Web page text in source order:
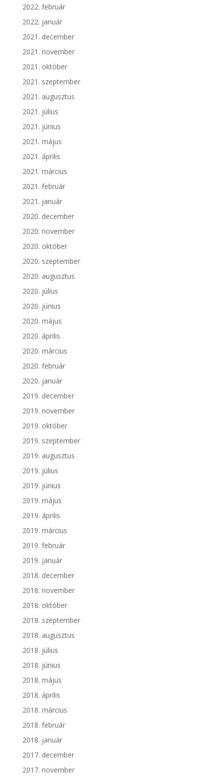
2022. február
2022. január
2021. december
2021. november
2021. október
2021. szeptember
2021. augusztus
2021. július
2021. június
2021. május
2021. április
2021. március
2021. február
2021. január
2020. december
2020. november
2020. október
2020. szeptember
2020. augusztus
2020. július
2020. június
2020. május
2020. április
2020. március
2020. február
2020. január
2019. december
2019. november
2019. október
2019. szeptember
2019. augusztus
2019. július
2019. június
2019. május
2019. április
2019. március
2019. február
2019. január
2018. december
2018. november
2018. október
2018. szeptember
2018. augusztus
2018. július
2018. június
2018. május
2018. április
2018. március
2018. február
2018. január
2017. december
2017. november